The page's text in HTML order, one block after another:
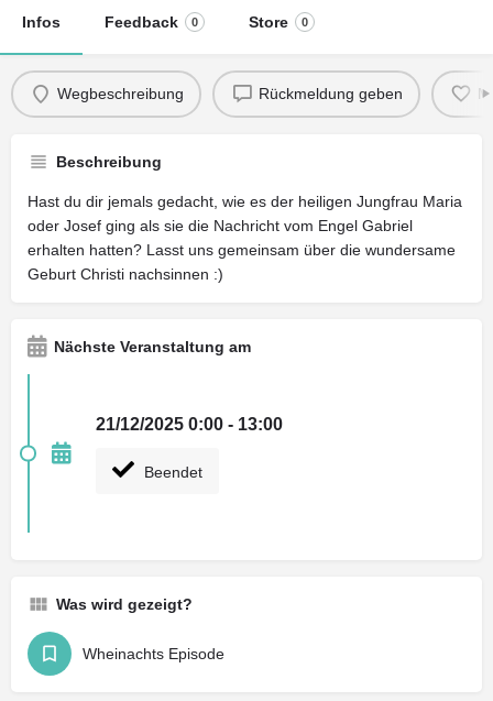
Infos Feedback 0 Store 0
Wegbeschreibung Rückmeldung geben
Beschreibung
Hast du dir jemals gedacht, wie es der heiligen Jungfrau Maria
oder Josef ging als sie die Nachricht vom Engel Gabriel
erhalten hatten? Lasst uns gemeinsam über die wundersame
Geburt Christi nachsinnen :)
Nächste Veranstaltung am
21/12/2025 0:00 - 13:00
Beendet
Was wird gezeigt?
Wheinachts Episode